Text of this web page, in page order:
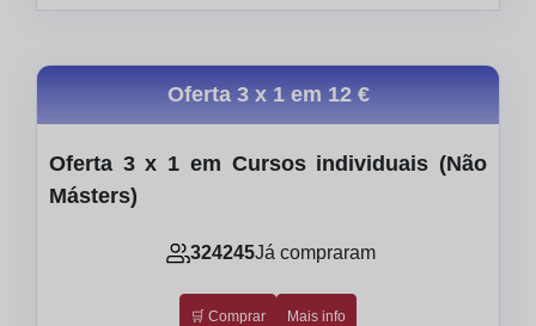
Oferta 3 x 1 em 12 €
Oferta 3 x 1 em Cursos individuais (Não
Másters)
324245Já compraram
🛒 Comprar Mais info